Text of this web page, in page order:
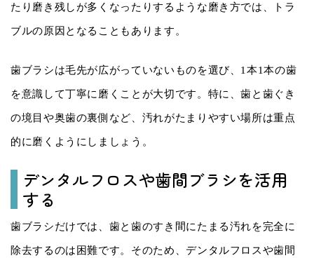
たり磨き残しが多くなったりするような磨き方では、トラ
ブルの原因となることもあります。
歯ブラシは毛先が広がっていないものを選び、1本1本の歯
を意識して丁寧に磨くことが大切です。特に、歯と歯ぐき
の境目や奥歯の裏側など、汚れがたまりやすい場所は重点
的に磨くようにしましょう。
デンタルフロスや歯間ブラシを活用
する
歯ブラシだけでは、歯と歯のすき間にたまる汚れを完全に
除去するのは困難です。そのため、デンタルフロスや歯間